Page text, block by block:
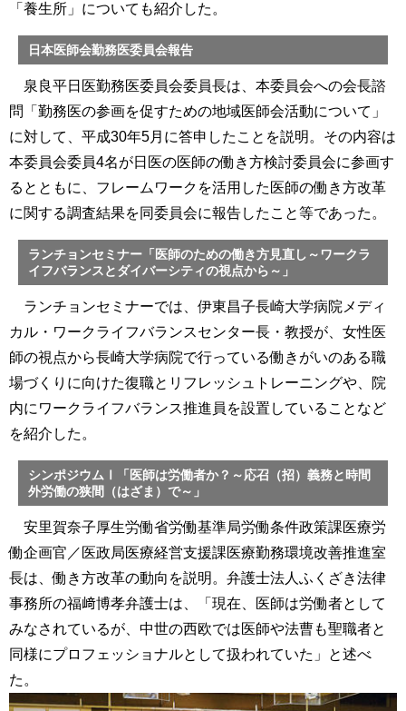
「養生所」についても紹介した。
日本医師会勤務医委員会報告
泉良平日医勤務医委員会委員長は、本委員会への会長諮
問「勤務医の参画を促すための地域医師会活動について」
に対して、平成30年5月に答申したことを説明。その内容は
本委員会委員4名が日医の医師の働き方検討委員会に参画す
るとともに、フレームワークを活用した医師の働き方改革
に関する調査結果を同委員会に報告したこと等であった。
ランチョンセミナー「医師のための働き方見直し～ワークラ
イフバランスとダイバーシティの視点から～」
ランチョンセミナーでは、伊東昌子長崎大学病院メディ
カル・ワークライフバランスセンター長・教授が、女性医
師の視点から長崎大学病院で行っている働きがいのある職
場づくりに向けた復職とリフレッシュトレーニングや、院
内にワークライフバランス推進員を設置していることなど
を紹介した。
シンポジウムⅠ「医師は労働者か？～応召（招）義務と時間
外労働の狭間（はざま）で～」
安里賀奈子厚生労働省労働基準局労働条件政策課医療労
働企画官／医政局医療経営支援課医療勤務環境改善推進室
長は、働き方改革の動向を説明。弁護士法人ふくざき法律
事務所の福﨑博孝弁護士は、「現在、医師は労働者として
みなされているが、中世の西欧では医師や法曹も聖職者と
同様にプロフェッショナルとして扱われていた」と述べ
た。